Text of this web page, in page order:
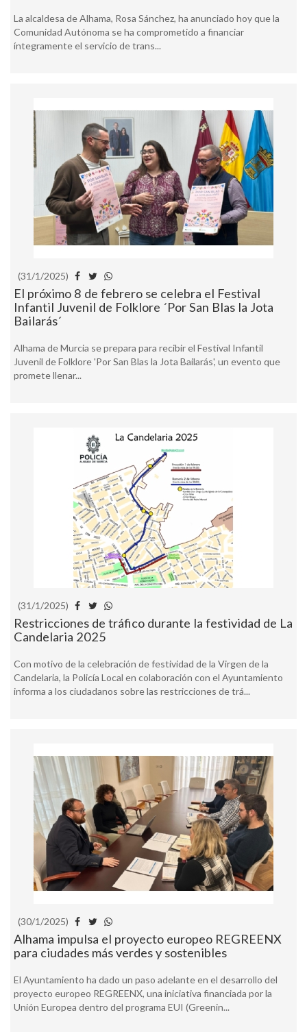
La alcaldesa de Alhama, Rosa Sánchez, ha anunciado hoy que la
Comunidad Autónoma se ha comprometido a financiar
íntegramente el servicio de trans...
(31/1/2025)
El próximo 8 de febrero se celebra el Festival
Infantil Juvenil de Folklore ´Por San Blas la Jota
Bailarás´
Alhama de Murcia se prepara para recibir el Festival Infantil
Juvenil de Folklore 'Por San Blas la Jota Bailarás', un evento que
promete llenar...
(31/1/2025)
Restricciones de tráfico durante la festividad de La
Candelaria 2025
Con motivo de la celebración de festividad de la Virgen de la
Candelaria, la Policía Local en colaboración con el Ayuntamiento
informa a los ciudadanos sobre las restricciones de trá...
(30/1/2025)
Alhama impulsa el proyecto europeo REGREENX
para ciudades más verdes y sostenibles
El Ayuntamiento ha dado un paso adelante en el desarrollo del
proyecto europeo REGREENX, una iniciativa financiada por la
Unión Europea dentro del programa EUI (Greenin...